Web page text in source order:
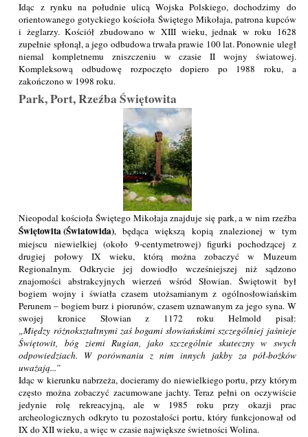
Idąc z rynku na południe ulicą Wojska Polskiego, dochodzimy do
orientowanego gotyckiego kościoła Świętego Mikołaja, patrona kupców
i żeglarzy. Kościół zbudowano w XIII wieku, jednak w roku 1628
zupełnie spłonął, a jego odbudowa trwała prawie 100 lat. Ponownie uległ
niemal kompletnemu zniszczeniu w czasie II wojny światowej.
Kompleksową odbudowę rozpoczęto dopiero po 1988 roku, a
zakończono w 1998 roku.
Park, Port, Rzeźba Świętowita
Nieopodal kościoła Świętego Mikołaja znajduje się park, a w nim rzeźba
Świętowita (Światowida), będąca większą kopią znalezionej w tym
miejscu niewielkiej (około 9-centymetrowej) figurki pochodzącej z
drugiej połowy IX wieku, którą można zobaczyć w Muzeum
Regionalnym. Odkrycie jej dowiodło wcześniejszej niż sądzono
znajomości abstrakcyjnych wierzeń wśród Słowian. Świętowit był
bogiem wojny i światła czasem utożsamianym z ogólnosłowiańskim
Perunem – bogiem burz i piorunów, czasem uznawanym za jego syna. W
swojej kronice Słowian z 1172 roku Helmold pisał:
Między różnokształtnymi zaś bogami słowiańskimi szczególniej jaśnieje
Świętowit, bóg ziemi Rugian, jako szczególnie skuteczny w swych
odpowiedziach. W porównaniu z nim innych jakby za pół-bożków
uważają...
Idąc w kierunku nabrzeża, docieramy do niewielkiego portu, przy którym
często można zobaczyć zacumowane jachty. Teraz pełni on oczywiście
jedynie rolę rekreacyjną, ale w 1985 roku przy okazji prac
archeologicznych odkryto tu pozostałości portu, który funkcjonował od
IX do XII wieku, a więc w czasie największe świetności Wolina.